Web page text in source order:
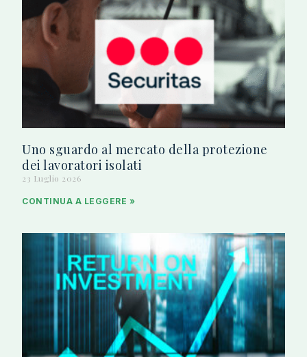
Uno sguardo al mercato della protezione
dei lavoratori isolati
23 Luglio 2026
CONTINUA A LEGGERE »